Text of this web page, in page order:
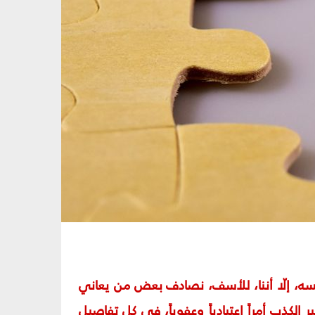
إلّا أننا، للأسف، نصادف بعض من يعاني
أمراً اعتيادياً وعفوياً، في كل تفاصيل